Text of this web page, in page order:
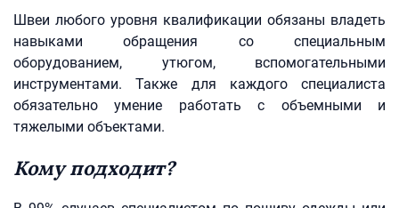
Швеи любого уровня квалификации обязаны владеть
навыками обращения со специальным
оборудованием, утюгом, вспомогательными
инструментами. Также для каждого специалиста
обязательно умение работать с объемными и
тяжелыми объектами.
Кому подходит?